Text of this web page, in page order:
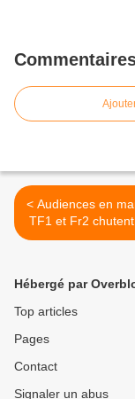
< Audiences en mars 2026:
TF1 et Fr2
forme. BFMTV
Hébergé par
Top articles
Pages
Contact
Signaler un abus